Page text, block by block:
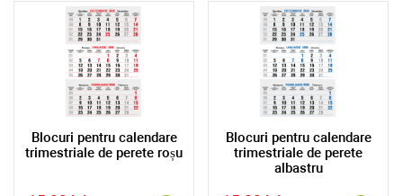
Blocuri pentru calendare
trimestriale de perete roșu
Blocuri pentru calendare
trimestriale de perete
albastru